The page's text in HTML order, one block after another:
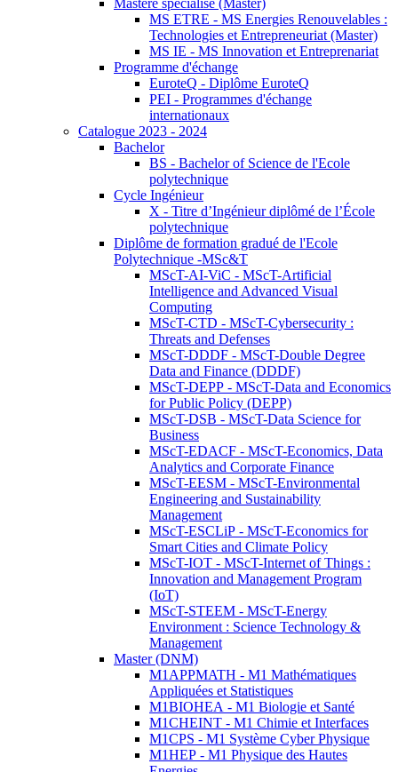
Mastère spécialisé (Master)
MS ETRE - MS Energies Renouvelables :
Technologies et Entrepreneuriat (Master)
MS IE - MS Innovation et Entreprenariat
Programme d'échange
EuroteQ - Diplôme EuroteQ
PEI - Programmes d'échange
internationaux
Catalogue 2023 - 2024
Bachelor
BS - Bachelor of Science de l'Ecole
polytechnique
Cycle Ingénieur
X - Titre d’Ingénieur diplômé de l’École
polytechnique
Diplôme de formation gradué de l'Ecole
Polytechnique -MSc&T
MScT-AI-ViC - MScT-Artificial
Intelligence and Advanced Visual
Computing
MScT-CTD - MScT-Cybersecurity :
Threats and Defenses
MScT-DDDF - MScT-Double Degree
Data and Finance (DDDF)
MScT-DEPP - MScT-Data and Economics
for Public Policy (DEPP)
MScT-DSB - MScT-Data Science for
Business
MScT-EDACF - MScT-Economics, Data
Analytics and Corporate Finance
MScT-EESM - MScT-Environmental
Engineering and Sustainability
Management
MScT-ESCLiP - MScT-Economics for
Smart Cities and Climate Policy
MScT-IOT - MScT-Internet of Things :
Innovation and Management Program
(IoT)
MScT-STEEM - MScT-Energy
Environment : Science Technology &
Management
Master (DNM)
M1APPMATH - M1 Mathématiques
Appliquées et Statistiques
M1BIOHEA - M1 Biologie et Santé
M1CHEINT - M1 Chimie et Interfaces
M1CPS - M1 Système Cyber Physique
M1HEP - M1 Physique des Hautes